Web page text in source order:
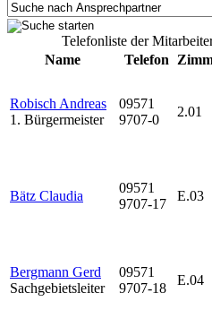
Telefonliste der
Name
Telefon
Robisch Andreas
1. Bürgermeister
09571
9707-0
2.01
Bätz Claudia
09571
9707-17
E.03
Bergmann Gerd
Sachgebietsleiter
09571
9707-18
E.04